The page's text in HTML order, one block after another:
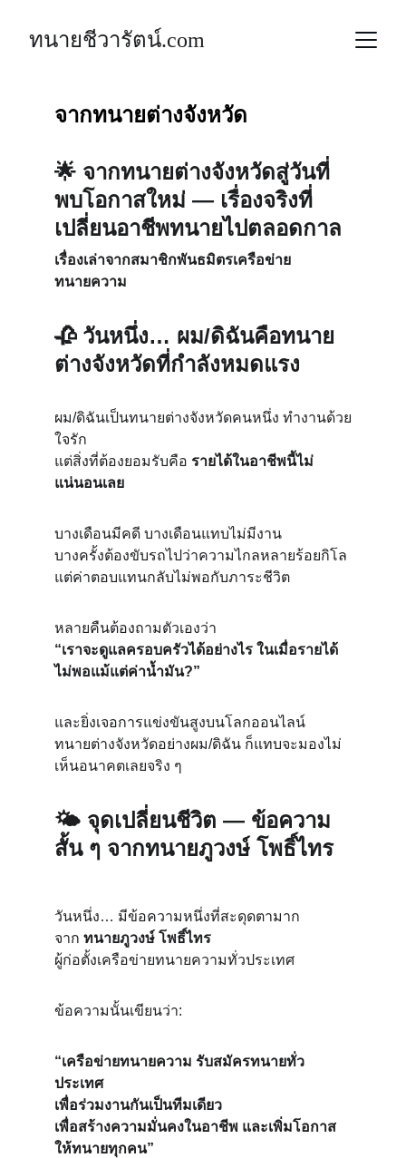
ทนายชีวารัตน์.com
จากทนายต่างจังหวัด
🌟 จากทนายต่างจังหวัดสู่วันที่
พบโอกาสใหม่ — เรื่องจริงที่
เปลี่ยนอาชีพทนายไปตลอดกาล
เรื่องเล่าจากสมาชิกพันธมิตรเครือข่าย
ทนายความ
🥀 วันหนึ่ง… ผม/ดิฉันคือทนาย
ต่างจังหวัดที่กำลังหมดแรง
ผม/ดิฉันเป็นทนายต่างจังหวัดคนหนึ่ง ทำงานด้วย
ใจรัก
แต่สิ่งที่ต้องยอมรับคือ รายได้ในอาชีพนี้ไม่
แน่นอนเลย
บางเดือนมีคดี บางเดือนแทบไม่มีงาน
บางครั้งต้องขับรถไปว่าความไกลหลายร้อยกิโล
แต่ค่าตอบแทนกลับไม่พอกับภาระชีวิต
หลายคืนต้องถามตัวเองว่า
“เราจะดูแลครอบครัวได้อย่างไร ในเมื่อรายได้
ไม่พอแม้แต่ค่าน้ำมัน?”
และยิ่งเจอการแข่งขันสูงบนโลกออนไลน์
ทนายต่างจังหวัดอย่างผม/ดิฉัน ก็แทบจะมองไม่
เห็นอนาคตเลยจริง ๆ
🌤 จุดเปลี่ยนชีวิต — ข้อความ
สั้น ๆ จากทนายภูวงษ์ โพธิ์ไทร
วันหนึ่ง… มีข้อความหนึ่งที่สะดุดตามาก
จาก ทนายภูวงษ์ โพธิ์ไทร
ผู้ก่อตั้งเครือข่ายทนายความทั่วประเทศ
ข้อความนั้นเขียนว่า:
“เครือข่ายทนายความ รับสมัครทนายทั่ว
ประเทศ
เพื่อร่วมงานกันเป็นทีมเดียว
เพื่อสร้างความมั่นคงในอาชีพ และเพิ่มโอกาส
ให้ทนายทุกคน”